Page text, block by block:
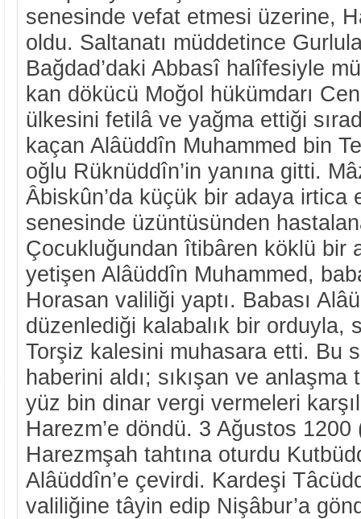
senesinde vefat etmesi üzerine,
oldu. Saltanatı müddetince
Bağdad’daki Abbasî halîfesiyle
kan dökücü Moğol hükümdarı
ülkesini fetilâ ve yağma ettiği
kaçan Alâüddîn Muhammed bin
oğlu Rüknüddîn’in yanına gitti.
Âbiskûn’da küçük bir adaya irtica
senesinde üzüntüsünden
Çocukluğundan îtibâren köklü bir
yetişen Alâüddîn Muhammed,
Horasan valiliği yaptı. Babası
düzenlediği kalabalık bir orduyla,
Torşiz kalesini muhasara etti. Bu
haberini aldı; sıkışan ve
yüz bin dinar vergi vermeleri
Harezm’e döndü. 3 Ağustos
Harezmşah tahtına oturdu
Alâüddîn’e çevirdi. Kardeşi
valiliğine tâyin edip Nişâbur’a